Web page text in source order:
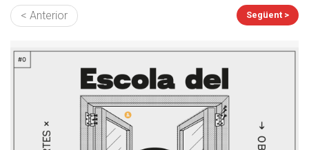
< Anterior Següent >